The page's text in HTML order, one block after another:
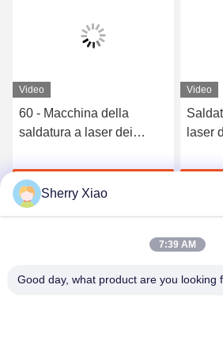
Video
60 - Macchina della
saldatura a laser dei
argento, certificato
d'acciaio del CE
Parla Adesso.
Video
laser
laser
Sherry Xiao
7:39 AM
Good day, what product are you looking